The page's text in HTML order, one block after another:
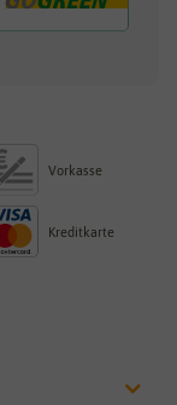
Vorkasse
Kreditkarte